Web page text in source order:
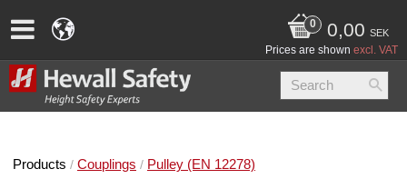
0,00 SEK
Prices are shown excl. VAT
Products Couplings Pulley (EN 12278)